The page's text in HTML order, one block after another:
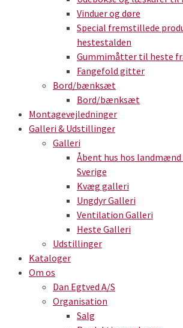
Vinduer og døre
Special fremstillede
hestestalden
Gummimåtter til heste
Fangefold gitter
Bord/bænksæt
Bord/bænksæt
Montagevejledninger
Galleri & Udstillinger
Galleri
Åbent hus hos landmænd
Sverige
Kvæg galleri
Ungdyr Galleri
Ventilation Galleri
Heste Galleri
Udstillinger
Kataloger
Om os
Dan Egtved A/S
Organisation
Salg